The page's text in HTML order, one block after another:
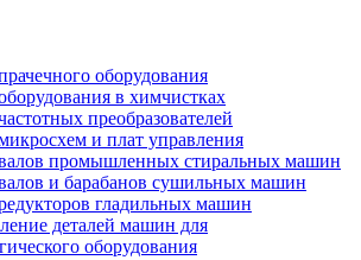
оборудования
в химчистках
преобразователей
и плат управления
промышленных стиральных машин
и барабанов сушильных машин
гладильных машин
деталей машин для
оборудования